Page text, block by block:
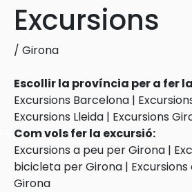
Excursions
/ Girona
Escollir la província per a fer
Excursions Barcelona |
Excursions Lleida | Excursions
Com vols fer la excursió:
Excursions a peu per Girona |
bicicleta per Girona |
Girona